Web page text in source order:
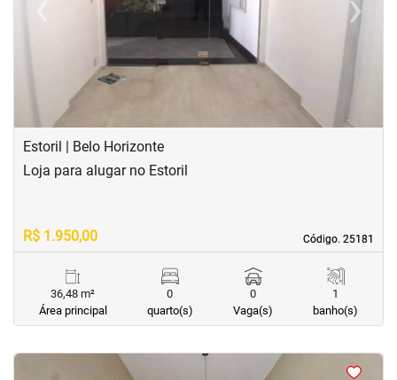
Next
Estoril | Belo Horizonte
Código. 25181
Código. 25181
Loja para alugar no Estoril
R$ 1.950,00
36,48 m²
Área principal
0
quarto(s)
0
Vaga(s)
1
banho(s)
<